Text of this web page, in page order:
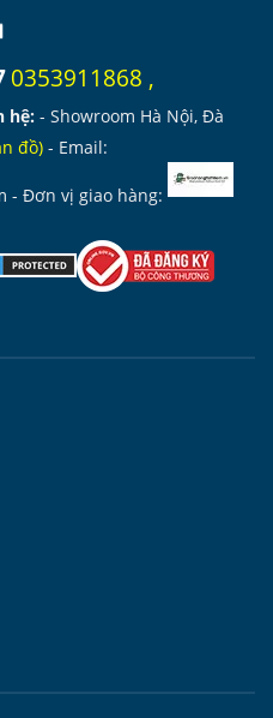
0353911868 ,
hệ: - Showroom Hà Nội, Đà
đồ) - Email:
- Đơn vị giao hàng: